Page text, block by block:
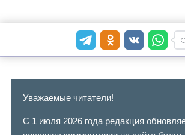
Уважаемые читатели!
С 1 июля 2026 года редакция